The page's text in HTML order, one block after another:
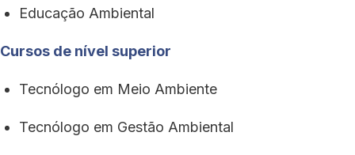
Educação Ambiental
Cursos de nível superior
Tecnólogo em Meio Ambiente
Tecnólogo em Gestão Ambiental